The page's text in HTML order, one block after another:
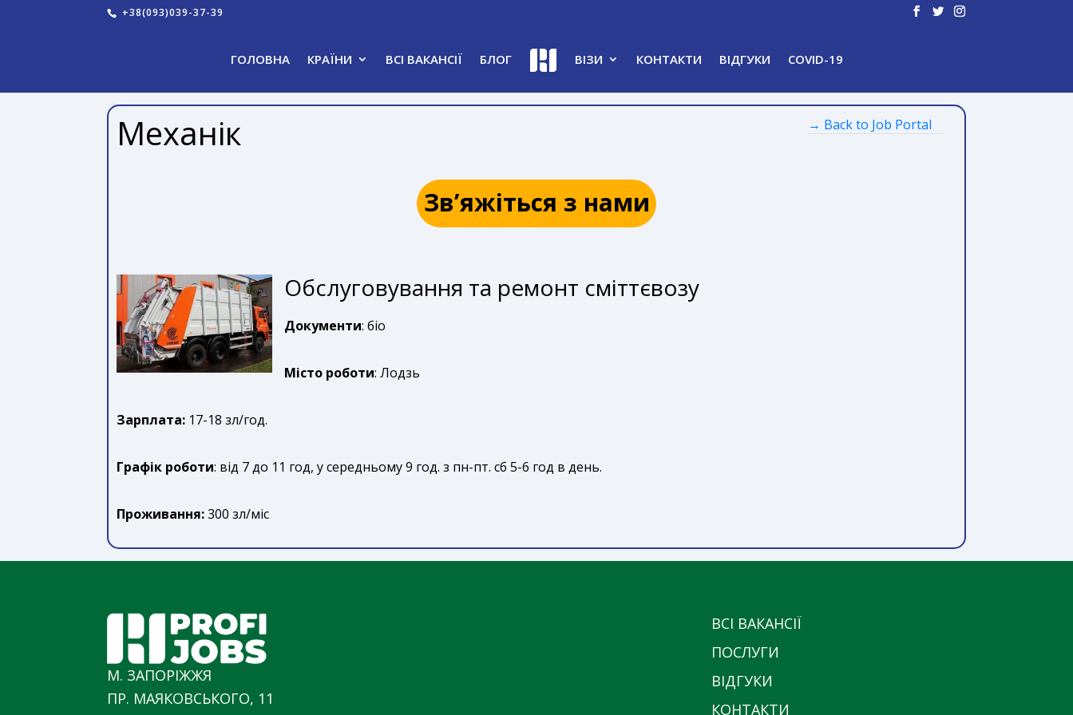
+38(093)039-37-39
ГОЛОВНА КРАЇНИ ВСІ ВАКАНСІЇ БЛОГ ВІЗИ КОНТАКТИ ВІДГУКИ COVID-19
Механік → Back to Job Portal
Зв’яжіться з нами
Обслуговування та ремонт сміттєвозу
Документи: біо
Місто роботи: Лодзь
Зарплата:17-18 зл/год.
Графік роботи: від 7 до 11 год, у середньому 9 год. з пн-пт. сб 5-6 год в день.
Проживання:300 зл/міс
М. ЗАПОРІЖЖЯ
ПР. МАЯКОВСЬКОГО, 11
ВСІ ВАКАНСІЇ
ПОСЛУГИ
ВІДГУКИ
КОНТАКТИ